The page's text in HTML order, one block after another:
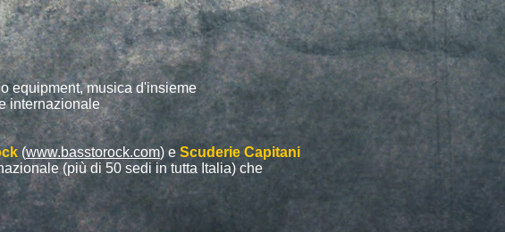
equipment, musica d'insieme
internazionale
(www.basstorock.com) e Scuderie Capitani
(più di 50 sedi in tutta Italia) che